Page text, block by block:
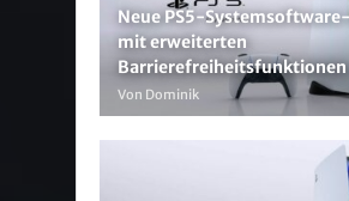
Neue PS5-
mit erweiterten
Barrierefreiheitsfunktionen
Von Dominik